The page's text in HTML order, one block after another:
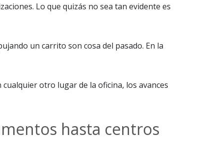
Lo que quizás no sea tan evidente es
un carrito son cosa del pasado. En la
otro lugar de la oficina, los avances
hasta centros